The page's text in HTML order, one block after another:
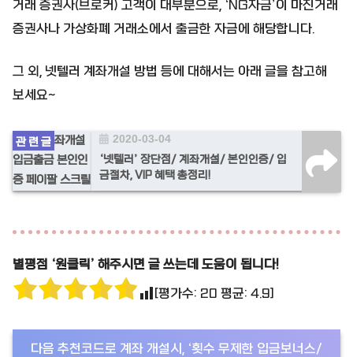
거래 증권사(브로커) 고객이 대부분으로, ‘NG자금’이 마진거래
증권사나 가상화폐 거래소에서 출금한 자금에 해당합니다.
그 외, 넷텔러 계좌개설 방법 등에 대해서는 아래 글을 참고해
보세요~
2020-03-04
‘넷텔러’ 장단점/ 계좌개설/ 본인인증/ 입
금절차, VIP 혜택 총정리!
별평점 ‘원클릭’ 해주시면 글 쓰는데 도움이 됩니다!
[평가수: 20 평균: 4.9]
다음 추천코드로 계좌 개설시, ‘횟수 무제한 입금보너스/